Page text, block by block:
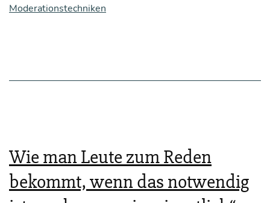
—
eine
Moderationstechniken
Wie man Leute zum Reden
bekommt, wenn das notwendig